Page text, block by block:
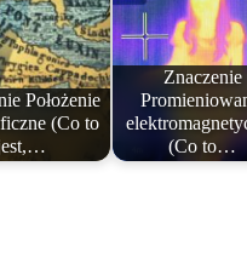
Położenie
(Co to
Znaczenie
(Co to…